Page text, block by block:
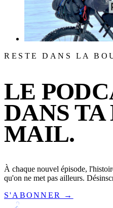
RESTE DANS LA
LE
DANS
MAIL.
À chaque nouvel épisode,
qu'on ne met pas ailleurs.
S'ABONNER →